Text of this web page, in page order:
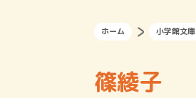
ホーム 小学館文庫
篠綾子